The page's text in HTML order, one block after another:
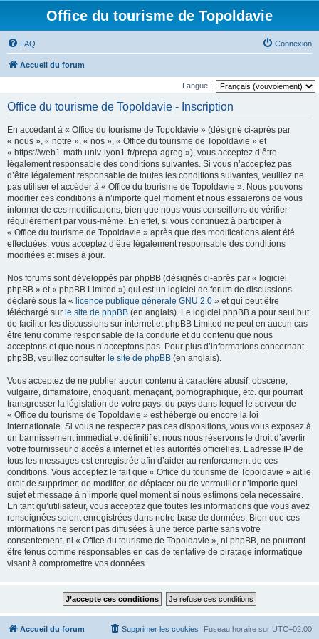
Office du tourisme de Topoldavie
FAQ Connexion
Accueil du forum
Langue :
Office du tourisme de Topoldavie - Inscription
En accédant à « Office du tourisme de Topoldavie » (désigné ci-après par
« nous », « notre », « nos », « Office du tourisme de Topoldavie » et
« https://web1-math.univ-lyon1.fr/prepa-agreg »), vous acceptez d’être
légalement responsable des conditions suivantes. Si vous n’acceptez pas
d’être légalement responsable de toutes les conditions suivantes, veuillez ne
pas utiliser et accéder à « Office du tourisme de Topoldavie ». Nous pouvons
modifier ces conditions à n’importe quel moment et nous essaierons de vous
informer de ces modifications, bien que nous vous conseillons de vérifier
régulièrement par vous-même. En effet, si vous continuez à participer à
« Office du tourisme de Topoldavie » après que des modifications aient été
effectuées, vous acceptez d’être légalement responsable des conditions
modifiées et mises à jour.
Nos forums sont développés par phpBB (désignés ci-après par « logiciel
phpBB » et « phpBB Limited ») qui est un logiciel de forum de discussions
déclaré sous la « licence publique générale GNU 2.0 » et qui peut être
téléchargé sur le site de phpBB (en anglais). Le logiciel phpBB a pour seul but
de faciliter les discussions sur internet et phpBB Limited ne peut en aucun cas
être tenu comme responsable de la conduite et du contenu que nous
acceptons et que nous n’acceptons pas. Pour plus d’informations concernant
phpBB, veuillez consulter le site de phpBB (en anglais).
Vous acceptez de ne publier aucun contenu à caractère abusif, obscène,
vulgaire, diffamatoire, choquant, menaçant, pornographique, etc. qui pourrait
transgresser la législation de votre pays, du pays dans lequel le serveur de
« Office du tourisme de Topoldavie » est hébergé ou encore la loi
internationale. Si vous ne respectez pas ces dispositions, vous vous exposez à
un bannissement immédiat et définitif et nous nous réservons le droit d’avertir
votre fournisseur d’accès à internet et les autorités officielles. L’adresse IP de
tous les messages est enregistrée afin d’aider au renforcement de ces
conditions. Vous acceptez le fait que « Office du tourisme de Topoldavie » ait le
droit de supprimer, de modifier, de déplacer ou de verrouiller n’importe quel
sujet et message à n’importe quel moment si nous estimons cela nécessaire.
En tant qu’utilisateur, vous acceptez que toutes les informations que vous avez
renseignées soient enregistrées dans notre base de données. Bien que ces
informations ne seront pas diffusées à une tierce partie sans votre
consentement, ni « Office du tourisme de Topoldavie », ni phpBB, ne pourront
être tenus comme responsables en cas de tentative de piratage informatique
visant à compromettre vos données.
Accueil du forum Fuseau horaire sur UTC+02:00
Supprimer les cookies